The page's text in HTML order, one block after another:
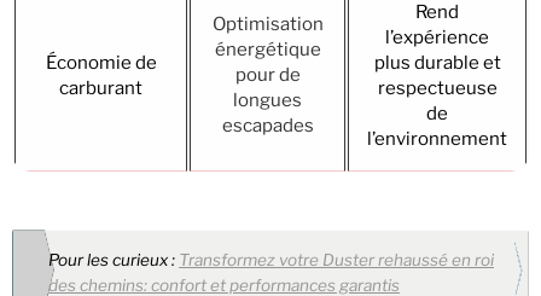
Économie de
carburant
Optimisation
énergétique
pour de
longues
escapades
Rend
l’expérience
plus durable et
respectueuse
de
l’environnement
Pour les curieux : Transformez votre Duster rehaussé en roi
des chemins: confort et performances garantis